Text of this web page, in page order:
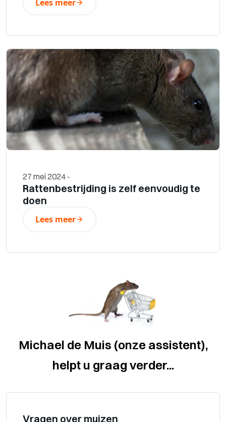
Lees meer
27 mei 2024 -
Rattenbestrijding is zelf eenvoudig te
doen
Lees meer
Michael de Muis (onze assistent),
helpt u graag verder...
Vragen over muizen